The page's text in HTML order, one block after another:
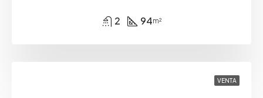
2 94m²
VENTA